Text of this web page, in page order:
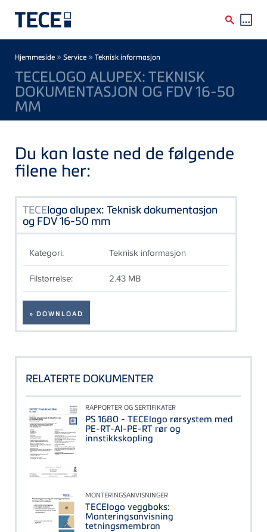
Breadcrumb
Hjemmeside » Service » Teknisk informasjon
TECELOGO ALUPEX: TEKNISK
DOKUMENTASJON OG FDV 16-50
MM
Du kan laste ned de følgende
filene her:
TECElogo alupex: Teknisk dokumentasjon
og FDV 16-50 mm
Kategori: Teknisk informasjon
Filstørrelse: 2.43 MB
» DOWNLOAD
RELATERTE DOKUMENTER
RAPPORTER OG SERTIFIKATER
PS 1680 - TECElogo rørsystem med
PE-RT-Al-PE-RT rør og
innstikkskopling
MONTERINGSANVISNINGER
TECElogo veggboks:
Monteringsanvisning
tetningsmembran